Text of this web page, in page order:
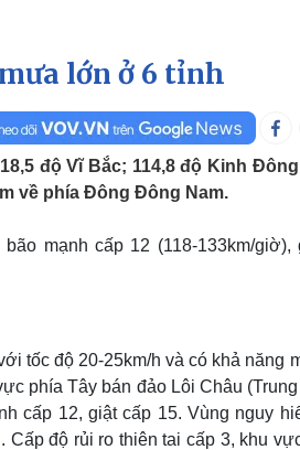
Infographic
đá
thể thao
Ô tô - Xe máy
Ô tô
Tư vấn
- Điện ảnh
Nghệ sĩ
Sao Việt
mưa lớn ở 6 tỉnh
độ Vĩ Bắc; 114,8 độ Kinh
về phía Đông Đông Nam.
mạnh cấp 12 (118-133km/giờ),
tốc độ 20-25km/h và có khả năng
phía Tây bán đảo Lôi Châu
cấp 12, giật cấp 15. Vùng nguy
độ rủi ro thiên tai cấp 3, khu